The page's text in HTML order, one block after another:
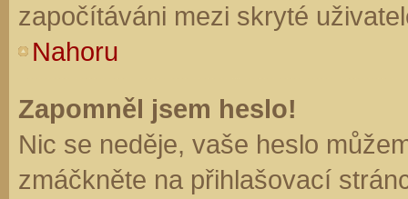
započítáváni mezi skryté
Nahoru
Zapomněl jsem heslo!
Nic se neděje, vaše heslo
zmáčkněte na přihlašovací